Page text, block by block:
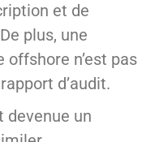
et de
plus, une
offshore n’est pas
d’audit.
devenue un